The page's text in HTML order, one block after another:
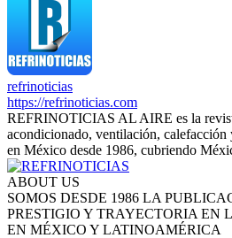
refrinoticias
https://refrinoticias.com
REFRINOTICIAS AL AIRE es la
acondicionado, ventilación,
en México desde 1986, cubriendo
ABOUT US
SOMOS DESDE 1986 LA
PRESTIGIO Y TRAYECTORIA EN
EN MÉXICO Y LATINOAMÉRICA